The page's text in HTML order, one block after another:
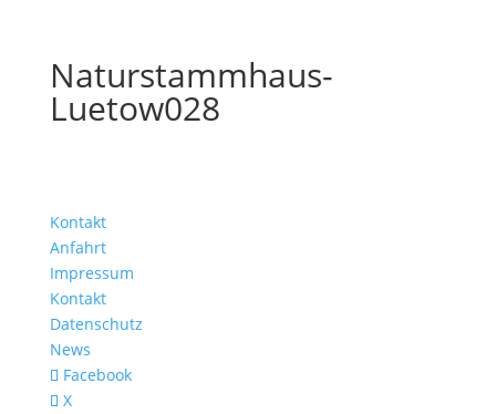
Naturstammhaus-
Luetow028
Kontakt
Anfahrt
Impressum
Kontakt
Datenschutz
News
Facebook
X